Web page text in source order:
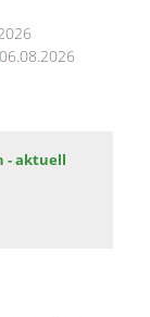
06.08.2026